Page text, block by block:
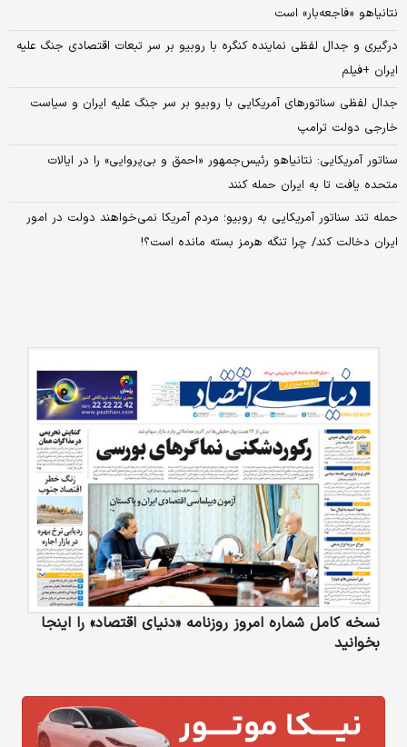
نتانیاهو «فاجعه‌بار» است
درگیری و جدال لفظی نماینده کنگره با روبیو بر سر تبعات اقتصادی جنگ علیه
ایران +فیلم
جدال لفظی سناتورهای آمریکایی با روبیو بر سر جنگ علیه ایران و سیاست
خارجی دولت ترامپ
سناتور آمریکایی: نتانیاهو رئیس‌جمهور «احمق و بی‌پروایی» را در ایالات
متحده یافت تا به ایران حمله کنند
حمله تند سناتور آمریکایی به روبیو؛ مردم آمریکا نمی‌خواهند دولت در امور
ایران دخالت کند/ چرا تنگه هرمز بسته مانده است؟!
نسخه کامل شماره امروز روزنامه «دنیای‌ اقتصاد» را اینجا
بخوانید